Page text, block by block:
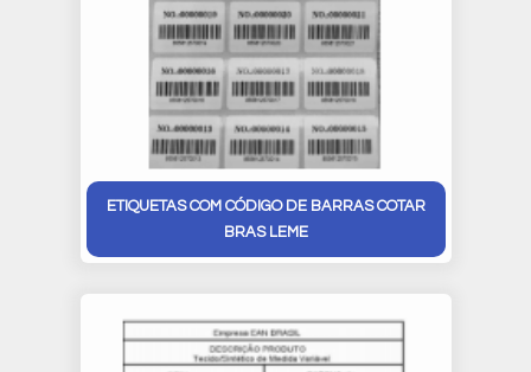
ETIQUETAS COM CÓDIGO DE BARRAS COTAR
BRAS LEME